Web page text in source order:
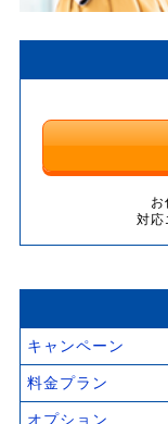
お
対応
キャンペーン
料金プラン
オプション